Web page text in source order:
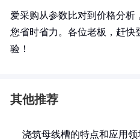
爱采购从参数比对到价格分析
您省时省力。各位老板，赶快
验！
其他推荐
浇筑母线槽的特点和应用领